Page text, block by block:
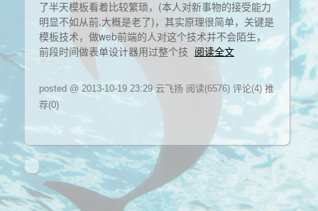
了半天模板看着比较繁琐，(本人对新事物的接受能力
明显不如从前,大概是老了)，其实原理很简单，关键是
模板技术，做web前端的人对这个技术并不会陌生，
前段时间做表单设计器用过整个技 阅读全文
posted @ 2013-10-19 23:29 云飞扬 阅读(6576) 评论(4) 推
荐(0)